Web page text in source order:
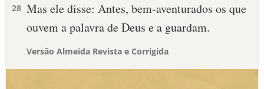
28 Mas ele disse: Antes, bem-aventurados os que
ouvem a palavra de Deus e a guardam.
Versão Almeida Revista e Corrigida